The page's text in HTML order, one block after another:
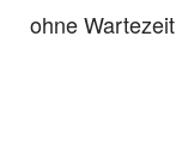
ohne